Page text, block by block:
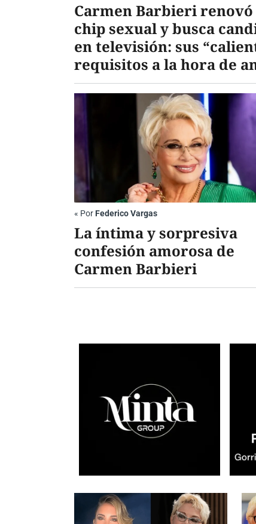
Carmen Barbieri renovó
chip sexual y busca
en televisión: sus
requisitos a la hora de
« Por Federico Vargas
La íntima y sorpresiva
confesión amorosa de
Carmen Barbieri